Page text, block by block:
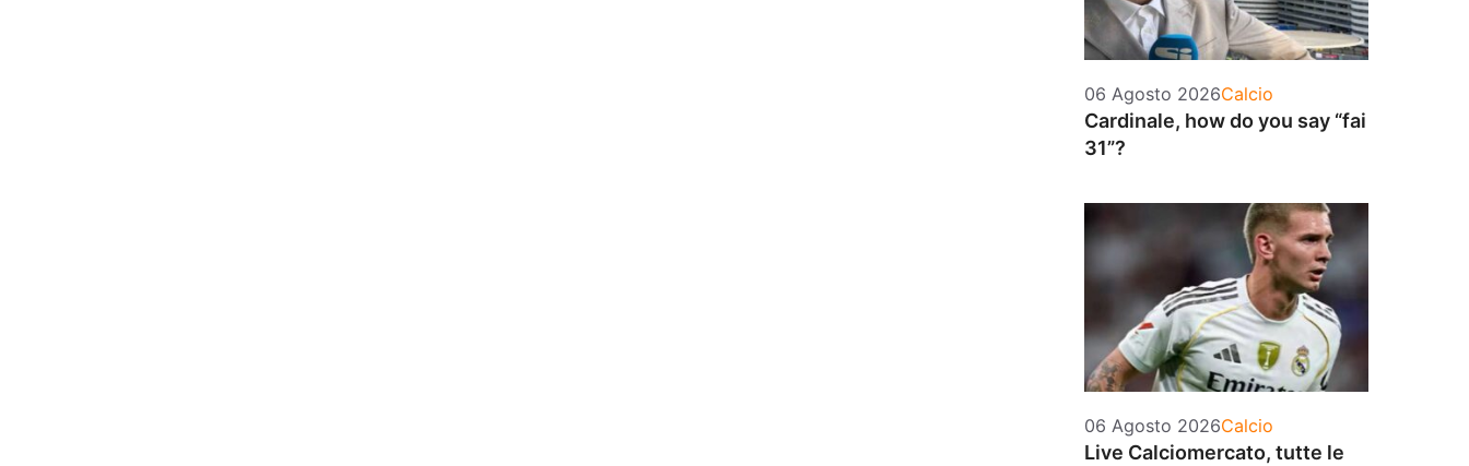
06 Agosto 2026Categorie
Calcio
Cardinale, how do you say “fai
31”?
06 Agosto 2026Categorie
Calcio
Live Calciomercato, tutte le